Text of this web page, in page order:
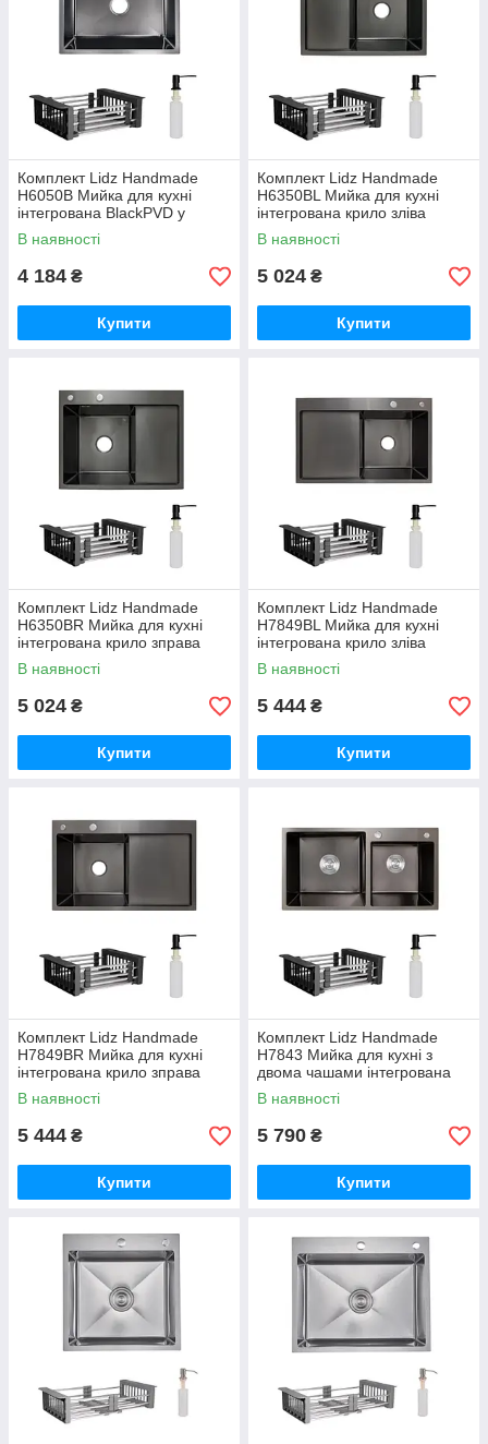
Комплект Lidz Handmade
H6050B Мийка для кухні
інтегрована BlackPVD у
комплекті з дозатором + Lidz
K01B Корзина для кухонної
В наявності
4 184 ₴
Купити
Комплект Lidz Handmade
H6350BL Мийка для кухні
інтегрована крило зліва
BlackPVD у комплекті з
дозатором + Lidz K01B
В наявності
5 024 ₴
Купити
Комплект Lidz Handmade
H6350BR Мийка для кухні
інтегрована крило зправа
BlackPVD у комплекті з
дозатором + Lidz K01B
В наявності
5 024 ₴
Купити
Комплект Lidz Handmade
H7849BL Мийка для кухні
інтегрована крило зліва
BlackPVD у комплекті з
дозатором + Lidz K01B
В наявності
5 444 ₴
Купити
Комплект Lidz Handmade
H7849BR Мийка для кухні
інтегрована крило зправа
BlackPVD у комплекті з
дозатором + Lidz K01B
В наявності
5 444 ₴
Купити
Комплект Lidz Handmade
H7843 Мийка для кухні з
двома чашами інтегрована
BlackPVD у комплекті з
дозатором + Lidz K01B
В наявності
5 790 ₴
Купити